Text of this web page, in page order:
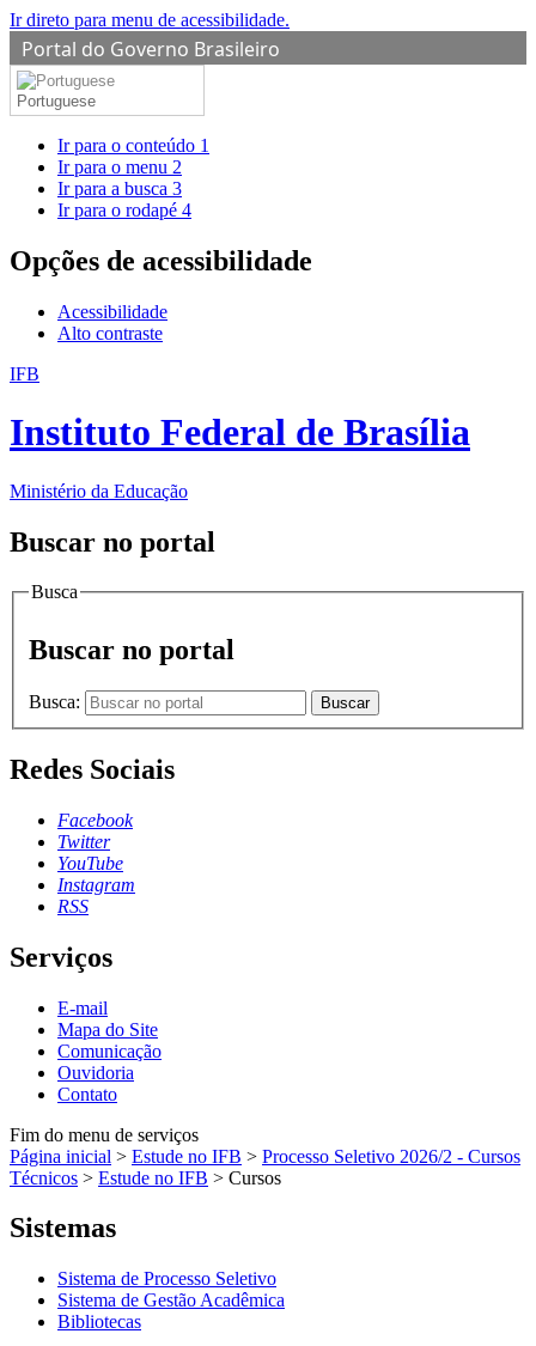
Ir direto para menu de acessibilidade.
Portal do Governo Brasileiro
Portuguese
Ir para o conteúdo 1
Ir para o menu 2
Ir para a busca 3
Ir para o rodapé 4
Opções de acessibilidade
Acessibilidade
Alto contraste
IFB
Instituto Federal de Brasília
Ministério da Educação
Buscar no portal
Busca
Buscar no portal
Busca: Buscar
Redes Sociais
Facebook
Twitter
YouTube
Instagram
RSS
Serviços
E-mail
Mapa do Site
Comunicação
Ouvidoria
Contato
Fim do menu de serviços
Página inicial > Estude no IFB > Processo Seletivo 2026/2 - Cursos
Técnicos > Estude no IFB > Cursos
Sistemas
Sistema de Processo Seletivo
Sistema de Gestão Acadêmica
Bibliotecas